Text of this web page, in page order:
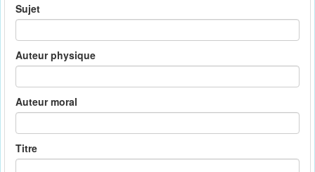
Sujet
Auteur physique
Auteur moral
Titre